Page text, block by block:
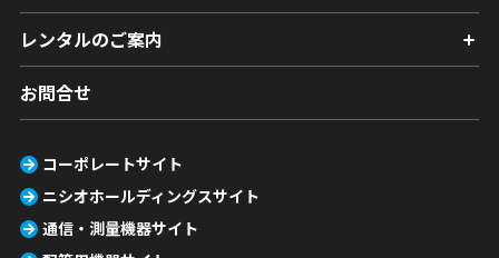
レンタルのご案内
お問合せ
コーポレートサイト
ニシオホールディングスサイト
通信・測量機器サイト